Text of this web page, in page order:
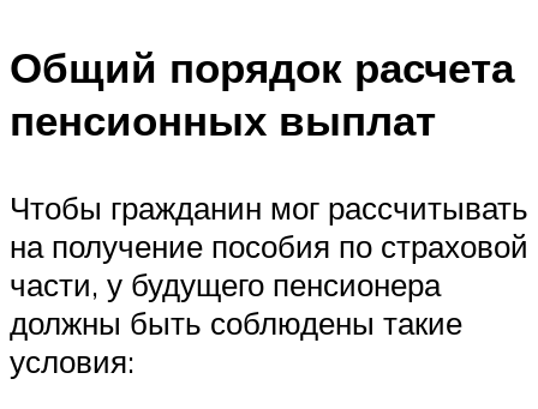
Общий порядок расчета
пенсионных выплат
Чтобы гражданин мог рассчитывать
на получение пособия по страховой
части, у будущего пенсионера
должны быть соблюдены такие
условия: